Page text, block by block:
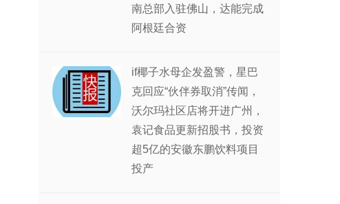
南总部入驻佛山，达能完成
阿根廷合资
if椰子水母企发盈警，星巴
克回应“伙伴券取消”传闻，
沃尔玛社区店将开进广州，
袁记食品更新招股书，投资
超5亿的安徽东鹏饮料项目
投产